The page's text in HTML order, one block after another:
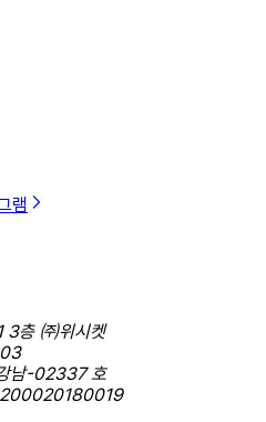
램
3층 ㈜위시켓
남-02337 호